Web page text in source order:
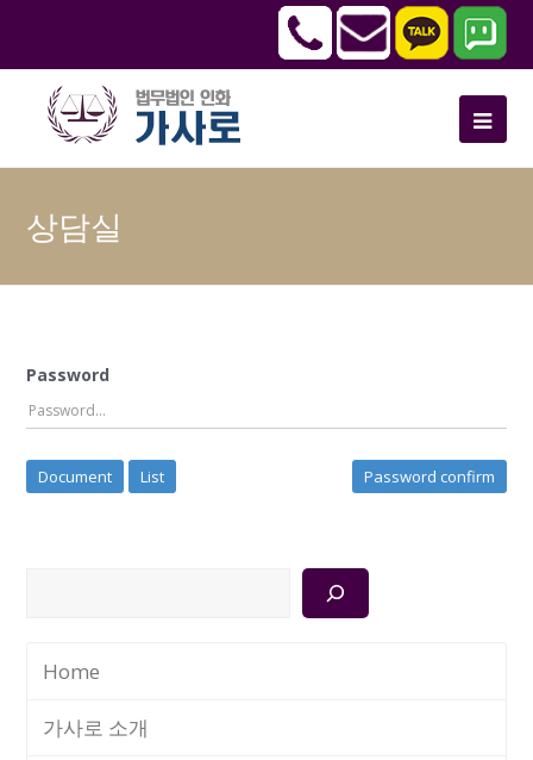
상담실
Password
Document List Password confirm
Home
가사로 소개